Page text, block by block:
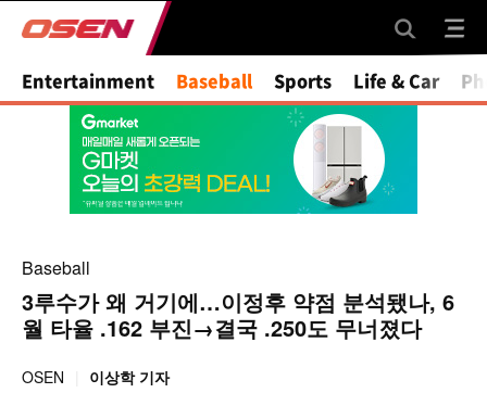
Entertainment Baseball Sports Life & Car
Baseball
3루수가 왜 거기에…이정후 약점 분석됐나, 6
월 타율 .162 부진→결국 .250도 무너졌다
OSEN 이상학 기자